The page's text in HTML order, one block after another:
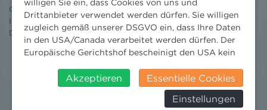
Ombudsstelle
Impressum
Datenschutz erklärung
willigen Sie ein, dass Cookies von uns und
Drittanbieter verwendet werden dürfen. Sie willigen
zugleich gemäß unserer DSGVO ein, dass Ihre Daten
in den USA/Canada verarbeitet werden dürfen. Der
Europäische Gerichtshof bescheinigt den USA kein
insbesondere das Risiko, dass ihre Daten durch US-
Behörden, zu Kontroll- und zu
Überwachungszwecken, verarbeitet werden und
Akzeptieren
Essentielle Cookies
Einstellungen